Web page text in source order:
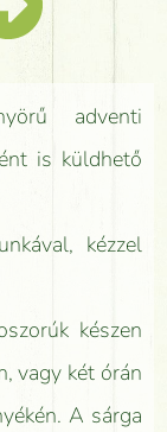
adventi
is küldhető
kézzel
készen
vagy két órán
A sárga